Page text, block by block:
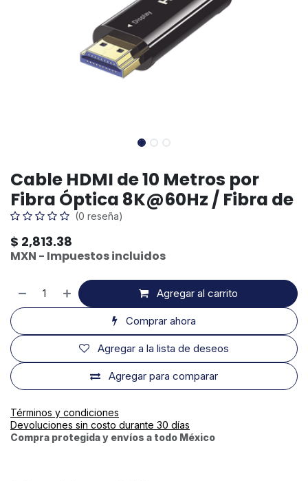
Cable HDMI de 10 Metros por
Fibra Óptica 8K@60Hz / Fibra de
(0 reseña)
$ 2,813.38
MXN - Impuestos incluidos
Agregar al carrito
Comprar ahora
Agregar para comparar
Agregar a la lista de deseos
Términos y condiciones
Devoluciones sin costo durante 30 días
Compra protegida y envíos a todo México